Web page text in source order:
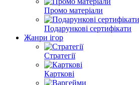
Промо матеріали
Подарункові сертифікати
Жанри ігор
Стратегії
Карткові